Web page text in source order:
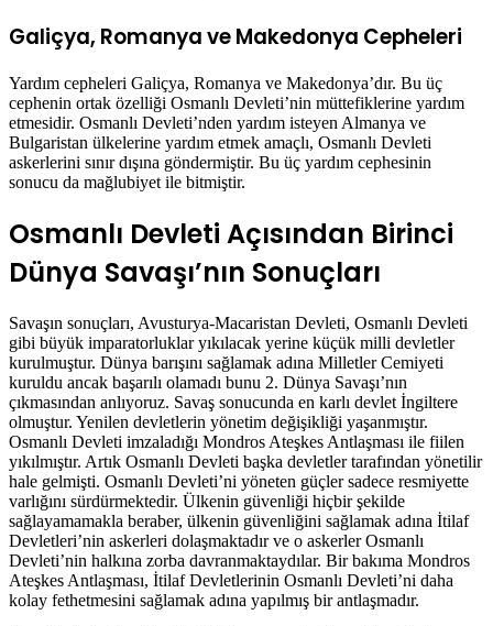
Galiçya, Romanya ve Makedonya Cepheleri
Yardım cepheleri Galiçya, Romanya ve Makedonya’dır. Bu üç
cephenin ortak özelliği Osmanlı Devleti’nin müttefiklerine yardım
etmesidir. Osmanlı Devleti’nden yardım isteyen Almanya ve
Bulgaristan ülkelerine yardım etmek amaçlı, Osmanlı Devleti
askerlerini sınır dışına göndermiştir. Bu üç yardım cephesinin
sonucu da mağlubiyet ile bitmiştir.
Osmanlı Devleti Açısından Birinci
Dünya Savaşı’nın Sonuçları
Savaşın sonuçları, Avusturya-Macaristan Devleti, Osmanlı Devleti
gibi büyük imparatorluklar yıkılacak yerine küçük milli devletler
kurulmuştur. Dünya barışını sağlamak adına Milletler Cemiyeti
kuruldu ancak başarılı olamadı bunu 2. Dünya Savaşı’nın
çıkmasından anlıyoruz. Savaş sonucunda en karlı devlet İngiltere
olmuştur. Yenilen devletlerin yönetim değişikliği yaşanmıştır.
Osmanlı Devleti imzaladığı Mondros Ateşkes Antlaşması ile fiilen
yıkılmıştır. Artık Osmanlı Devleti başka devletler tarafından yönetilir
hale gelmişti. Osmanlı Devleti’ni yöneten güçler sadece resmiyette
varlığını sürdürmektedir. Ülkenin güvenliği hiçbir şekilde
sağlayamamakla beraber, ülkenin güvenliğini sağlamak adına İtilaf
Devletleri’nin askerleri dolaşmaktadır ve o askerler Osmanlı
Devleti’nin halkına zorba davranmaktaydılar. Bir bakıma Mondros
Ateşkes Antlaşması, İtilaf Devletlerinin Osmanlı Devleti’ni daha
kolay fethetmesini sağlamak adına yapılmış bir antlaşmadır.